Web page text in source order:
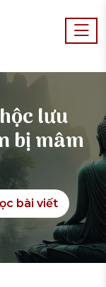
lưu
bị mâm
bài viết